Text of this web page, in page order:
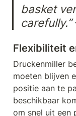
basket
carefully.”
Flexibiliteit
Druckenmiller
moeten blijven
positie aan te
beschikbaar
om snel uit een